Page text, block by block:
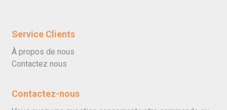
Service Clients
À propos de nous
Contactez nous
Contactez-nous